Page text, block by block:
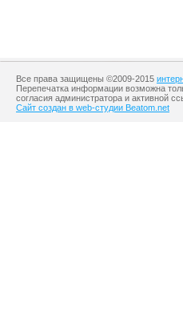
Все права защищены ©2009-2015
Перепечатка информации возможна
согласия администратора и активной
Сайт создан в web-студии Beatom.net